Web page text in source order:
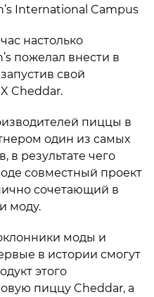
International Campus
настолько
пожелал внести в
свой
Cheddar.
пиццы в
один из самых
в результате чего
совместный проект
сочетающий в
моду.
моды и
в истории смогут
этого
пиццу Cheddar, а